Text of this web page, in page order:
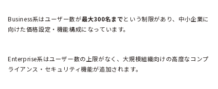
Business系はユーザー数が最大300名までという制限があり、中小企業に
向けた価格設定・機能構成になっています。
Enterprise系はユーザー数の上限がなく、大規模組織向けの高度なコンプ
ライアンス・セキュリティ機能が追加されます。